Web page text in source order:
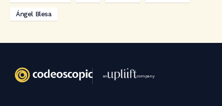
Ángel Blesa
an company